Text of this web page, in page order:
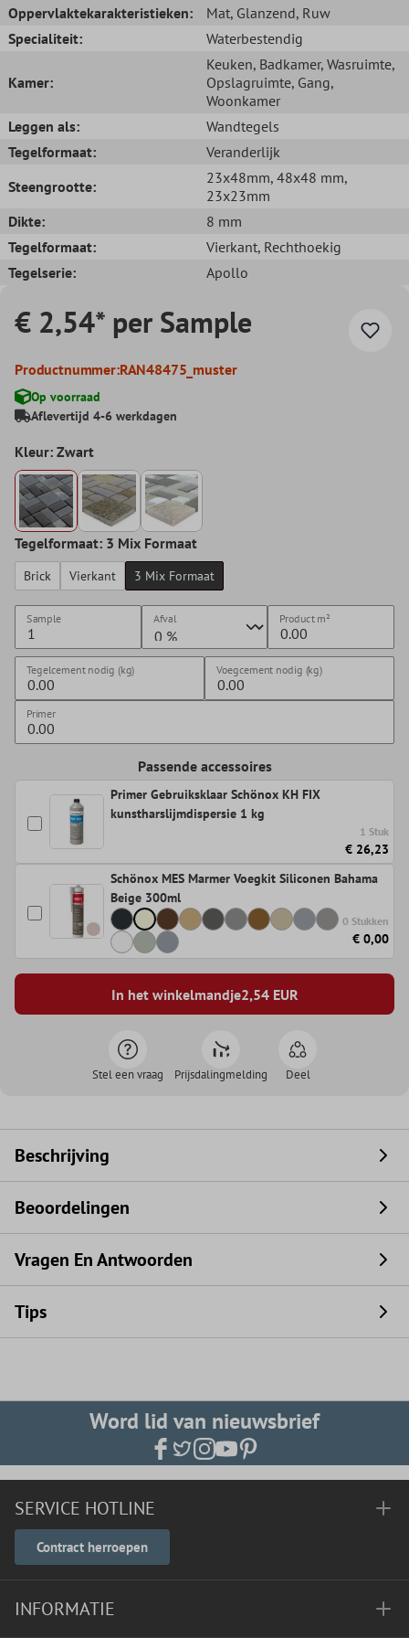
Oppervlaktekarakteristieken: Mat, Glanzend, Ruw
Specialiteit:
Waterbestendig
Kamer:
Keuken, Badkamer, Wasruimte,
Opslagruimte, Gang,
Woonkamer
Leggen als:
Wandtegels
Tegelformaat:
Veranderlijk
Steengrootte:
23x48mm, 48x48 mm,
23x23mm
Dikte:
8 mm
Tegelformaat:
Vierkant, Rechthoekig
Tegelserie:
Apollo
€ 2,54* per Sample
Productnummer:RAN48475_muster
Op voorraad
Aflevertijd 4-6 werkdagen
Kleur: Zwart
Tegelformaat: 3 Mix Formaat
Brick Vierkant 3 Mix Formaat
Sample Afval Productm²
Tegelcement nodig (kg) Voegcement nodig (kg)
Primer
Passende accessoires
Primer Gebruiksklaar Schönox KH FIX
kunstharslijmdispersie 1 kg
1 Stuk
€ 26,23
Schönox MES Marmer Voegkit Siliconen Bahama
Beige 300ml
0 Stukken
€ 0,00
In het winkelmandje2,54EUR
Stel een vraag Prijsdalingmelding Deel
Beschrijving
Beoordelingen
Vragen En Antwoorden
Tips
Word lid van nieuwsbrief
SERVICE HOTLINE
Contract herroepen
INFORMATIE